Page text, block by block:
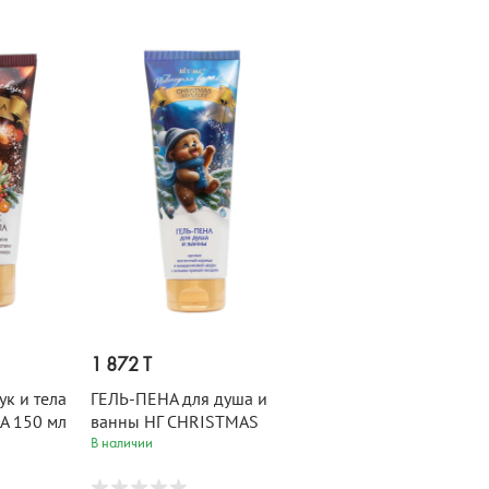
и тела
150 мл
1 872 T
ГЕЛЬ-ПЕНА для душа и
ванны НГ CHRISTMAS
MYSTERY 250 мл
В наличии